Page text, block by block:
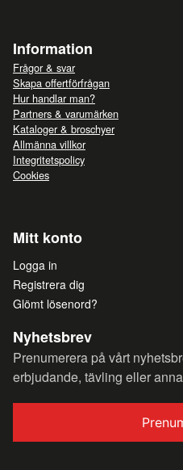
Information
Frågor & svar
Skapa offertförfrågan
Hur handlar man?
Partners & varumärken
Kataloger & broschyer
Allmänna villkor
Integritetspolicy
Cookies
Mitt konto
Logga in
Registrera dig
Glömt lösenord?
Nyhetsbrev
Prenumerera på vårt
erbjudande, tävling eller